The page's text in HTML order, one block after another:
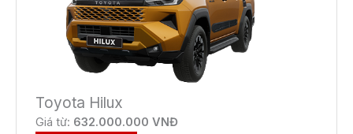
Toyota Hilux
Giá từ: 632.000.000 VNĐ